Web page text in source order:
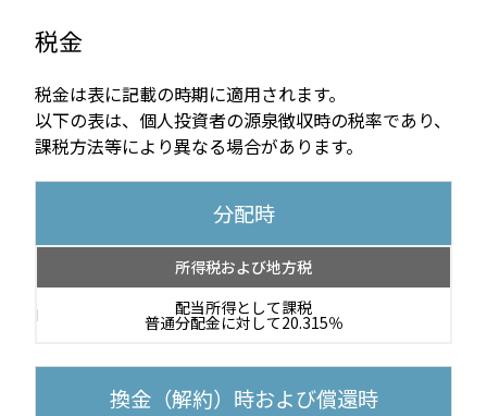
税金
税金は表に記載の時期に適用されます。
以下の表は、個人投資者の源泉徴収時の税率であり、
課税方法等により異なる場合があります。
分配時
所得税および地方税
配当所得として課税
普通分配金に対して20.315％
換金（解約）時および償還時